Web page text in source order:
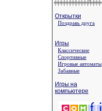
Открытки
Поздравь друга
Игры
Классические
Спортивные
Игровые автоматы
Забавные
Игры на
компьютере